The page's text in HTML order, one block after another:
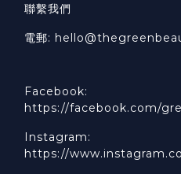
聯繫我們
電郵:
Facebook:
https://facebook.com/
Instagram:
https://